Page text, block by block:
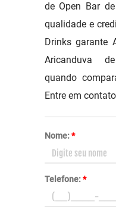
de Open Bar
qualidade e
Drinks garante
Aricanduva
quando
Entre em
Nome:*
Telefone:*